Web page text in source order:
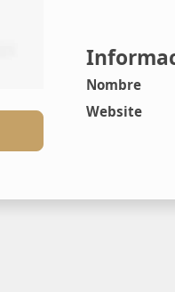
Nombre
Website